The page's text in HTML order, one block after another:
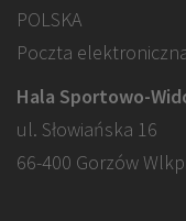
POLSKA
Poczta
Hala Sportowo-
ul. Słowiańska 16
66-400 Gorzów